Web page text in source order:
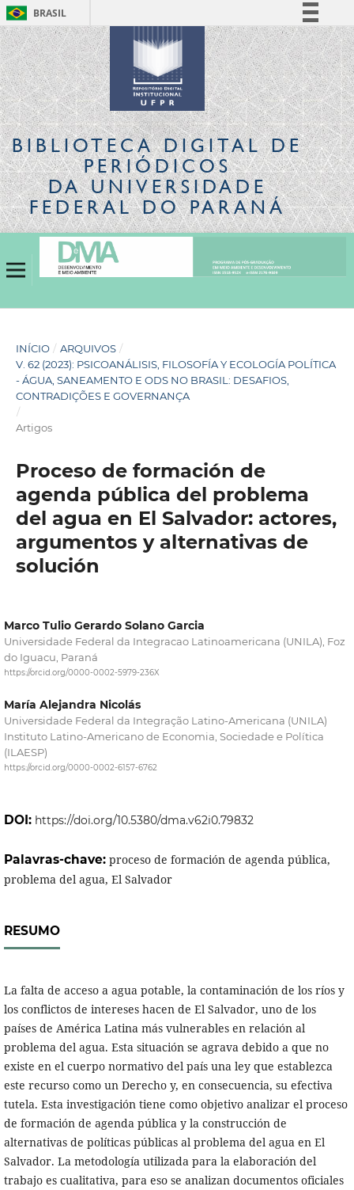
BRASIL
Simplifique!
Comunica BR
Participe
Acesso à informação
Legislação
Canais
BIBLIOTECA DIGITALDE
PERIÓDICOS
DA UNIVERSIDADE
FEDERAL DO PARANÁ
INÍCIO / ARQUIVOS /
V. 62 (2023): PSICOANÁLISIS, FILOSOFÍA Y ECOLOGÍA POLÍTICA
- ÁGUA, SANEAMENTO E ODS NO BRASIL: DESAFIOS,
CONTRADIÇÕES E GOVERNANÇA
/
Artigos
Proceso de formación de
agenda pública del problema
del agua en El Salvador: actores,
argumentos y alternativas de
solución
Marco Tulio Gerardo Solano Garcia
Universidade Federal da Integracao Latinoamericana (UNILA), Foz
do Iguacu, Paraná
https://orcid.org/0000-0002-5979-236X
María Alejandra Nicolás
Universidade Federal da Integração Latino-Americana (UNILA)
Instituto Latino-Americano de Economia, Sociedade e Política
(ILAESP)
https://orcid.org/0000-0002-6157-6762
DOI: https://doi.org/10.5380/dma.v62i0.79832
Palavras-chave: proceso de formación de agenda pública,
problema del agua, El Salvador
RESUMO
La falta de acceso a agua potable, la contaminación de los ríos y
los conflictos de intereses hacen de El Salvador, uno de los
países de América Latina más vulnerables en relación al
problema del agua. Esta situación se agrava debido a que no
existe en el cuerpo normativo del país una ley que establezca
este recurso como un Derecho y, en consecuencia, su efectiva
tutela. Esta investigación tiene como objetivo analizar el proceso
de formación de agenda pública y la construcción de
alternativas de políticas públicas al problema del agua en El
Salvador. La metodología utilizada para la elaboración del
trabajo es cualitativa, para eso se analizan documentos oficiales